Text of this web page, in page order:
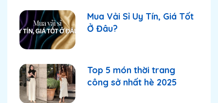
Mua Vải Sỉ Uy Tín, Giá Tốt
Ở Đâu?
Top 5 món thời trang
công sở nhất hè 2025